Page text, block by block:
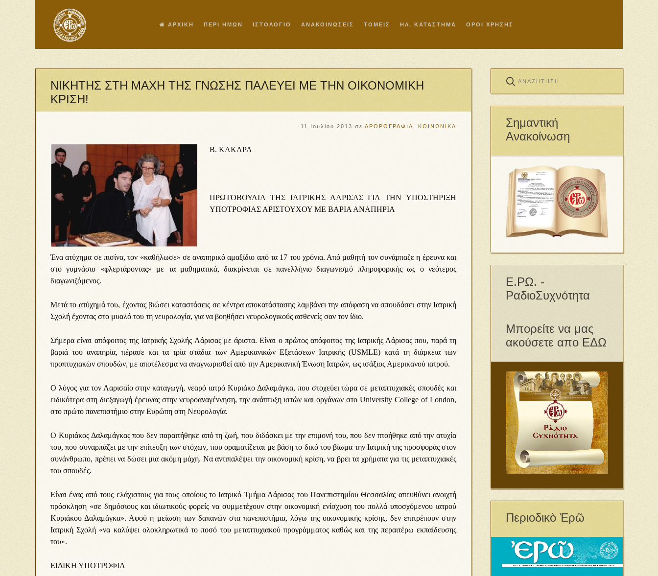
ΑΡΧΙΚΗ ΠΕΡΙ ΗΜΩΝ ΙΣΤΟΛΟΓΙΟ ΑΝΑΚΟΙΝΩΣΕΙΣ ΤΟΜΕΙΣ ΗΛ. ΚΑΤΑΣΤΗΜΑ ΟΡΟΙ ΧΡΗΣΗΣ
ΝΙΚΗΤΗΣ ΣΤΗ ΜΑΧΗ ΤΗΣ ΓΝΩΣΗΣ ΠΑΛΕΥΕΙ ΜΕ ΤΗΝ ΟΙΚΟΝΟΜΙΚΗ
ΚΡΙΣΗ!
11 Ιουλίου 2013 σε ΑΡΘΡΟΓΡΑΦΙΑ ΚΟΙΝΩΝΙΚΑ
Β. ΚΑΚΑΡΑ
ΠΡΩΤΟΒΟΥΛΙΑ ΤΗΣ ΙΑΤΡΙΚΗΣ ΛΑΡΙΣΑΣ ΓΙΑ ΤΗΝ ΥΠΟΣΤΗΡΙΞΗ
ΥΠΟΤΡΟΦΙΑΣ ΑΡΙΣΤΟΥΧΟΥ ΜΕ ΒΑΡΙΑ ΑΝΑΠΗΡΙΑ
Ένα ατύχημα σε πισίνα, τον «καθήλωσε» σε αναπηρικό αμαξίδιο από τα 17 του χρόνια. Από μαθητή τον συνάρπαζε η έρευνα και
στο γυμνάσιο «φλερτάροντας» με τα μαθηματικά, διακρίνεται σε πανελλήνιο διαγωνισμό πληροφορικής ως ο νεότερος
διαγωνιζόμενος.
Μετά το ατύχημά του, έχοντας βιώσει καταστάσεις σε κέντρα αποκατάστασης λαμβάνει την απόφαση να σπουδάσει στην Ιατρική
Σχολή έχοντας στο μυαλό του τη νευρολογία, για να βοηθήσει νευρολογικούς ασθενείς σαν τον ίδιο.
Σήμερα είναι απόφοιτος της Ιατρικής Σχολής Λάρισας με άριστα. Είναι ο πρώτος απόφοιτος της Ιατρικής Λάρισας που, παρά τη
βαριά του αναπηρία, πέρασε και τα τρία στάδια των Αμερικανικών Εξετάσεων Ιατρικής (USMLE) κατά τη διάρκεια των
προπτυχιακών σπουδών, με αποτέλεσμα να αναγνωρισθεί από την Αμερικανική Ένωση Ιατρών, ως ισάξιος Αμερικανού ιατρού.
Ο λόγος για τον Λαρισαίο στην καταγωγή, νεαρό ιατρό Κυριάκο Δαλαμάγκα, που στοχεύει τώρα σε μεταπτυχιακές σπουδές και
ειδικότερα στη διεξαγωγή έρευνας στην νευροαναγέννηση, την ανάπτυξη ιστών και οργάνων στο University College of London,
στο πρώτο πανεπιστήμιο στην Ευρώπη στη Νευρολογία.
Ο Κυριάκος Δαλαμάγκας που δεν παραιτήθηκε από τη ζωή, που διδάσκει με την επιμονή του, που δεν πτοήθηκε από την ατυχία
του, που συναρπάζει με την επίτευξη των στόχων, που οραματίζεται με βάση το δικό του βίωμα την Ιατρική της προσφοράς στον
συνάνθρωπο, πρέπει να δώσει μια ακόμη μάχη. Να αντιπαλέψει την οικονομική κρίση, να βρει τα χρήματα για τις μεταπτυχιακές
του σπουδές.
Είναι ένας από τους ελάχιστους για τους οποίους το Ιατρικό Τμήμα Λάρισας του Πανεπιστημίου Θεσσαλίας απευθύνει ανοιχτή
πρόσκληση «σε δημόσιους και ιδιωτικούς φορείς να συμμετέχουν στην οικονομική ενίσχυση του πολλά υποσχόμενου ιατρού
Κυριάκου Δαλαμάγκα». Αφού η μείωση των δαπανών στα πανεπιστήμια, λόγω της οικονομικής κρίσης, δεν επιτρέπουν στην
Ιατρική Σχολή «να καλύψει ολοκληρωτικά το ποσό του μεταπτυχιακού προγράμματος καθώς και της περαιτέρω εκπαίδευσης
του».
ΕΙΔΙΚΗ ΥΠΟΤΡΟΦΙΑ
Σημαντική
Ανακοίνωση
Ε.ΡΩ. -
ΡαδιοΣυχνότητα
Μπορείτε να μας
ακούσετε απο ΕΔΩ
Περιοδικὸ Ἐρῶ